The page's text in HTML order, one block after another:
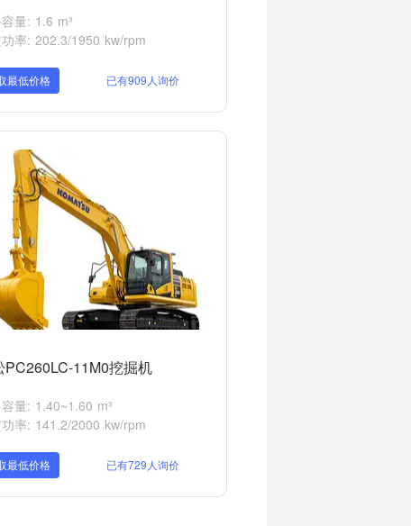
量: 1.6 m³
率: 202.3/1950 kw/rpm
最低价格 已有909人询价
PC260LC-11M0挖掘机
量: 1.40~1.60 m³
率: 141.2/2000 kw/rpm
最低价格 已有729人询价